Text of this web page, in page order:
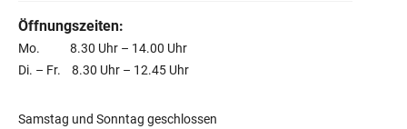
Öffnungszeiten:
Mo. 8.30 Uhr – 14.00 Uhr
Di. – Fr. 8.30 Uhr – 12.45 Uhr
Samstag und Sonntag geschlossen